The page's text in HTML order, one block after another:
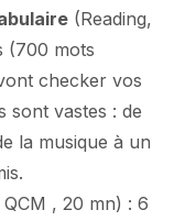
(Reading,
(700 mots
checker vos
sont vastes : de
la musique à un
, 20 mn) : 6